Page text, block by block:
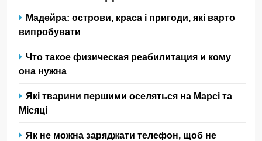
Мадейра: острови, краса і пригоди, які варто
випробувати
Что такое физическая реабилитация и кому
она нужна
Які тварини першими оселяться на Марсі та
Місяці
Як не можна заряджати телефон, щоб не